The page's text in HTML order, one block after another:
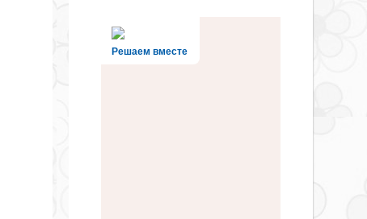
Решаем вместе